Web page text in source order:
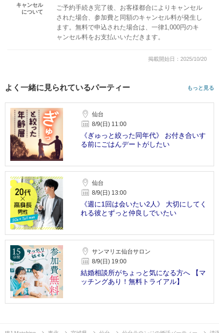
キャンセル
について
ご予約手続き完了後、お客様都合によりキャンセル
された場合、参加費と同額のキャンセル料が発生し
ます。無料で申込された場合は、一律1,000円のキ
ャンセル料をお支払いいただきます。
掲載開始日：2025/10/20
よく一緒に見られているパーティー もっと見る
仙台
8/9(日) 11:00
《ぎゅっと絞った同年代》 お付き合いす
る前にごはんデートがしたい
仙台
8/9(日) 13:00
《週に1回は会いたい2人》 大切にしてく
れる彼とずっと仲良しでいたい
サンマリエ仙台サロン
8/9(日) 19:00
結婚相談所がちょっと気になる方へ 【マ
ッチングあり！無料トライアル】